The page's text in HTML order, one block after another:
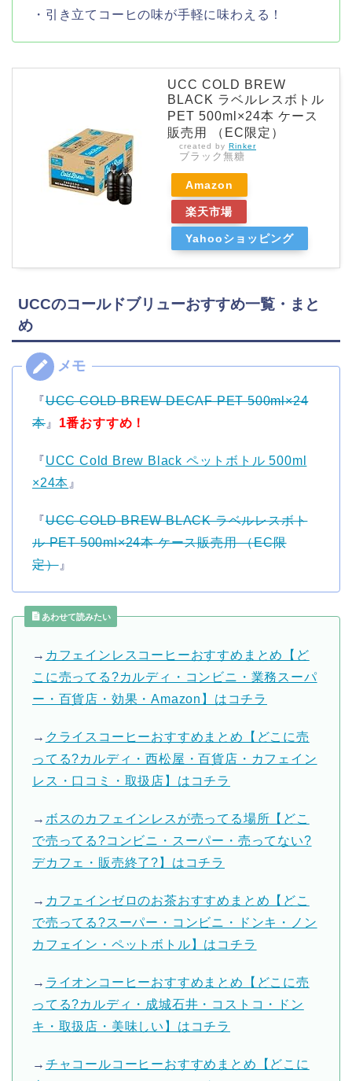
・引き立てコーヒの味が手軽に味わえる！
UCC COLD BREW
BLACK ラベルレスボトル
PET 500ml×24本 ケース
販売用 （EC限定）
created by Rinker
ブラック無糖
Amazon
楽天市場
Yahooショッピング
UCCのコールドブリューおすすめ一覧・まと
め
『UCC COLD BREW DECAF PET 500ml×24
本』 1番おすすめ！
『UCC Cold Brew Black ペットボトル 500ml
×24本 』
『UCC COLD BREW BLACK ラベルレスボト
ル PET 500ml×24本 ケース販売用 （EC限
定）』
あわせて読みたい
→ カフェインレスコーヒーおすすめまとめ【ど
こに売ってる?カルディ・コンビニ・業務スーパ
ー・百貨店・効果・Amazon】はコチラ
→ クライスコーヒーおすすめまとめ【どこに売
ってる?カルディ・西松屋・百貨店・カフェイン
レス・口コミ・取扱店】はコチラ
→ ボスのカフェインレスが売ってる場所【どこ
で売ってる?コンビニ・スーパー・売ってない?
デカフェ・販売終了?】はコチラ
→ カフェインゼロのお茶おすすめまとめ【どこ
で売ってる?スーパー・コンビニ・ドンキ・ノン
カフェイン・ペットボトル】はコチラ
→ ライオンコーヒーおすすめまとめ【どこに売
ってる?カルディ・成城石井・コストコ・ドン
キ・取扱店・美味しい】はコチラ
→ チャコールコーヒーおすすめまとめ【どこに